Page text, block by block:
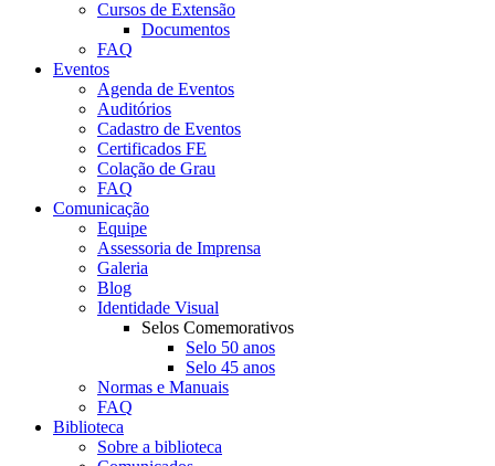
Cursos de Extensão
Documentos
FAQ
Eventos
Agenda de Eventos
Auditórios
Cadastro de Eventos
Certificados FE
Colação de Grau
FAQ
Comunicação
Equipe
Assessoria de Imprensa
Galeria
Blog
Identidade Visual
Selos Comemorativos
Selo 50 anos
Selo 45 anos
Normas e Manuais
FAQ
Biblioteca
Sobre a biblioteca